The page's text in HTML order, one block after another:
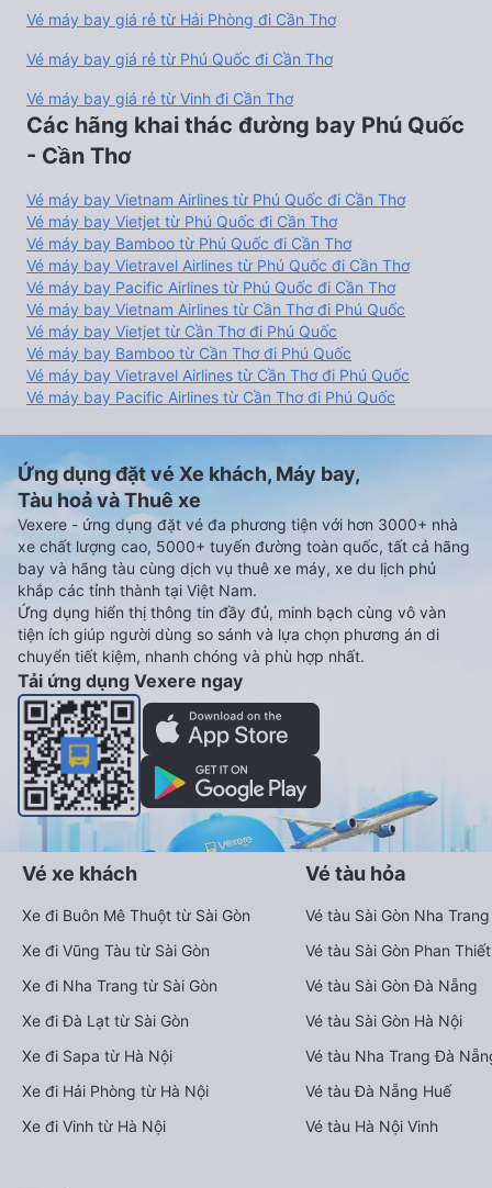
Vé máy bay giá rẻ từ Hải Phòng đi Cần Thơ
Vé máy bay giá rẻ từ Phú Quốc đi Cần Thơ
Vé máy bay giá rẻ từ Vinh đi Cần Thơ
Các hãng khai thác đường bay Phú Quốc
- Cần Thơ
Vé máy bay Vietnam Airlines từ Phú Quốc đi Cần Thơ
Vé máy bay Vietjet từ Phú Quốc đi Cần Thơ
Vé máy bay Bamboo từ Phú Quốc đi Cần Thơ
Vé máy bay Vietravel Airlines từ Phú Quốc đi Cần Thơ
Vé máy bay Pacific Airlines từ Phú Quốc đi Cần Thơ
Vé máy bay Vietnam Airlines từ Cần Thơ đi Phú Quốc
Vé máy bay Vietjet từ Cần Thơ đi Phú Quốc
Vé máy bay Bamboo từ Cần Thơ đi Phú Quốc
Vé máy bay Vietravel Airlines từ Cần Thơ đi Phú Quốc
Vé máy bay Pacific Airlines từ Cần Thơ đi Phú Quốc
Ứng dụng đặt vé Xe khách, Máy bay,
Tàu hoả và Thuê xe
Vexere - ứng dụng đặt vé đa phương tiện với hơn 3000+ nhà
xe chất lượng cao, 5000+ tuyến đường toàn quốc, tất cả hãng
bay và hãng tàu cùng dịch vụ thuê xe máy, xe du lịch phủ
khắp các tỉnh thành tại Việt Nam.
Ứng dụng hiển thị thông tin đầy đủ, minh bạch cùng vô vàn
tiện ích giúp người dùng so sánh và lựa chọn phương án di
chuyển tiết kiệm, nhanh chóng và phù hợp nhất.
Tải ứng dụng Vexere ngay
Vé xe khách
Xe đi Buôn Mê Thuột từ Sài Gòn
Xe đi Vũng Tàu từ Sài Gòn
Xe đi Nha Trang từ Sài Gòn
Xe đi Đà Lạt từ Sài Gòn
Xe đi Sapa từ Hà Nội
Xe đi Hải Phòng từ Hà Nội
Xe đi Vinh từ Hà Nội
Vé tàu hỏa
Vé tàu Sài Gòn Nha Trang
Vé tàu Sài Gòn Phan Thiết
Vé tàu Sài Gòn Đà Nẵng
Vé tàu Sài Gòn Hà Nội
Vé tàu Nha Trang Đà
Vé tàu Đà Nẵng Huế
Vé tàu Hà Nội Vinh